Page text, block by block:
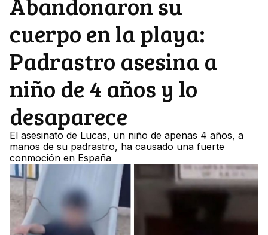
cuerpo en la playa:
Padrastro asesina a
niño de 4 años y lo
desaparece
El asesinato de Lucas, un niño de apenas 4 años, a
manos de su padrastro, ha causado una fuerte
conmoción en España